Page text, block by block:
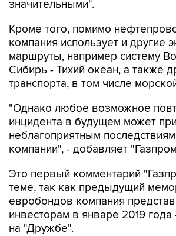
значительными".
Кроме того, помимо
компания использует и другие
маршруты, например систему
Сибирь - Тихий океан, а также
транспорта, в том числе
"Однако любое возможное
инцидента в будущем может
неблагоприятным
компании", - добавляет
Это первый комментарий
теме, так как предыдущий
евробондов компания
инвесторам в январе 2019 года
на "Дружбе".